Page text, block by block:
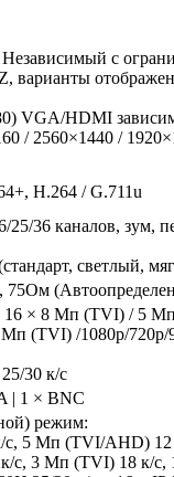
с
варианты
VGA/HDMI
/ 2560×1440 /
H.264 / G.711u
25/36 каналов, зум,
светлый,
75Ом
16 × 8 Мп (TVI) / 5
(TVI) /1080р/720р/
30 к/с
| 1 × BNC
режим:
с, 5 Мп (TVI/AHD)
с, 3 Мп (TVI) 18 к/с,